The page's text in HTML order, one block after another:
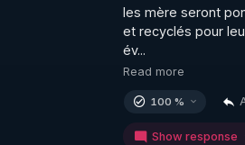
les mère seront
et recyclés pour
év...
Read more
100 %
Show response